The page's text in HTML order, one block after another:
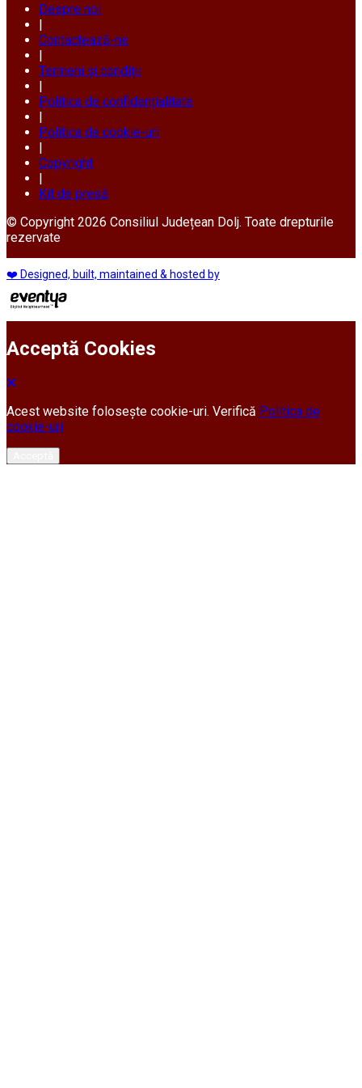
Despre noi
|
Contactează-ne
|
Termeni și condiții
|
Politica de confidențialitate
|
Politica de cookie-uri
|
Copyright
|
Kit de presă
© Copyright 2026 Consiliul Județean Dolj. Toate drepturile
rezervate
❤️ Designed, built, maintained & hosted by
Acceptă Cookies
Acest website folosește cookie-uri. Verifică Politica de
cookie-uri